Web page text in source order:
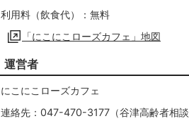
利用料（飲食代）：無料
「にこにこローズカフェ」地図
運営者
にこにこローズカフェ
連絡先：047-470-3177（谷津高齢者相談